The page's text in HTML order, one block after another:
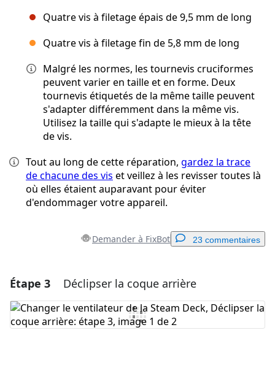
Quatre vis à filetage épais de 9,5 mm de long
Quatre vis à filetage fin de 5,8 mm de long
Malgré les normes, les tournevis cruciformes
peuvent varier en taille et en forme. Deux
tournevis étiquetés de la même taille peuvent
s'adapter différemment dans la même vis.
Utilisez la taille qui s'adapte le mieux à la tête
de vis.
Tout au long de cette réparation, gardez la trace
de chacune des vis et veillez à les revisser toutes là
où elles étaient auparavant pour éviter
d'endommager votre appareil.
Demander à FixBot 23 commentaires
Ajouter un commentaire
Ajouter un commentaire
Étape 3 Déclipser la coque arrière